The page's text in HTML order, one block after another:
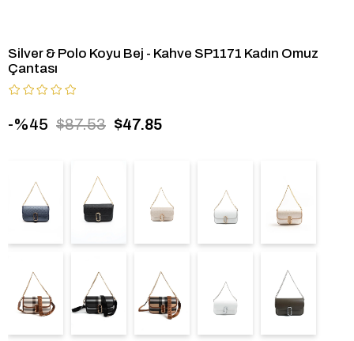
Silver & Polo Koyu Bej - Kahve SP1171 Kadın Omuz
Çantası
45 $87.53 $47.85